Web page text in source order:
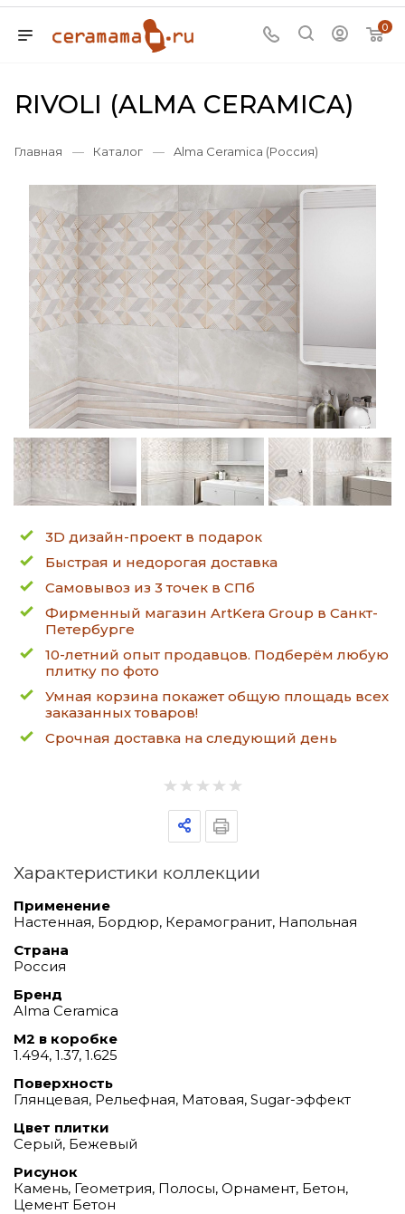
0
RIVOLI (ALMA CERAMICA)
Главная — Каталог — Alma Ceramica (Россия)
3D дизайн-проект в подарок
Быстрая и недорогая доставка
Самовывоз из 3 точек в СПб
Фирменный магазин ArtKera Group в Санкт-
Петербурге
10-летний опыт продавцов. Подберём любую
плитку по фото
Умная корзина покажет общую площадь всех
заказанных товаров!
Срочная доставка на следующий день
Характеристики коллекции
Применение
Настенная, Бордюр, Керамогранит, Напольная
Страна
Россия
Бренд
Alma Ceramica
М2 в коробке
1.494, 1.37, 1.625
Поверхность
Глянцевая, Рельефная, Матовая, Sugar-эффект
Цвет плитки
Серый, Бежевый
Рисунок
Камень, Геометрия, Полосы, Орнамент, Бетон,
Цемент Бетон